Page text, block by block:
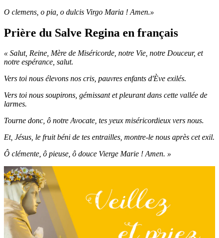
O clemens, o pia, o dulcis Virgo Maria ! Amen.»
Prière du Salve Regina en français
« Salut, Reine, Mère de Miséricorde, notre Vie, notre Douceur, et
notre espérance, salut.
Vers toi nous élevons nos cris, pauvres enfants d'Ève exilés.
Vers toi nous soupirons, gémissant et pleurant dans cette vallée de
larmes.
Tourne donc, ô notre Avocate, tes yeux miséricordieux vers nous.
Et, Jésus, le fruit béni de tes entrailles, montre-le nous après cet exil.
Ô clémente, ô pieuse, ô douce Vierge Marie ! Amen. »